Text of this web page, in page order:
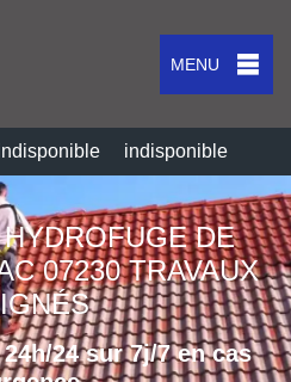
MENU
indisponible
DE
07230 TRAVAUX
24 sur 7j/7 en cas